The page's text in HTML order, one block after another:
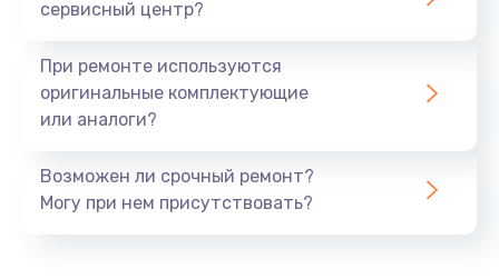
сервисный центр?
При ремонте используются
оригинальные комплектующие
или аналоги?
Возможен ли срочный ремонт?
Могу при нем присутствовать?